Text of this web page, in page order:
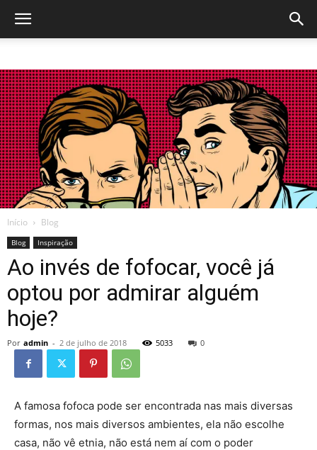
Início Blog
Blog Inspiração
Ao invés de fofocar, você já
optou por admirar alguém
hoje?
Por admin - 2 de julho de 2018 5033 0
A famosa fofoca pode ser encontrada nas mais diversas
formas, nos mais diversos ambientes, ela não escolhe
casa, não vê etnia, não está nem aí com o poder